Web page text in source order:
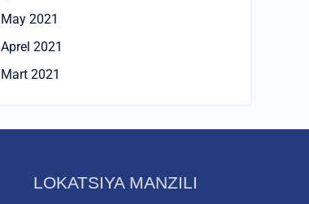
May 2021
Aprel 2021
Mart 2021
LOKATSIYA MANZILI